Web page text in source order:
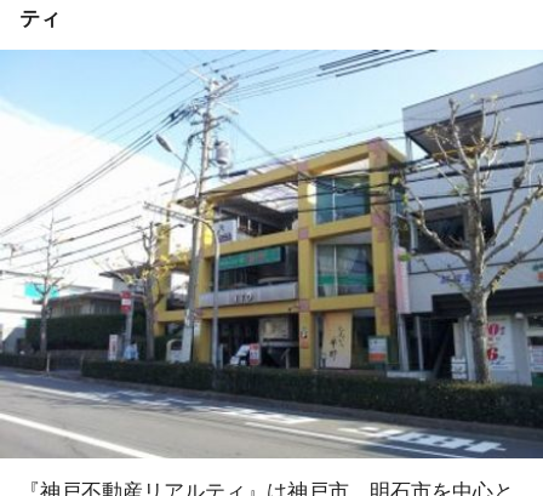
ティ
『神戸不動産リアルティ』は神戸市、明石市を中心と